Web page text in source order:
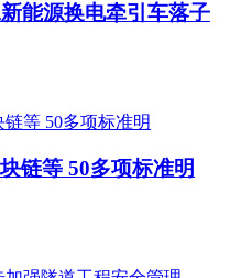
能源换电牵引车落子
链等 50多项标准明